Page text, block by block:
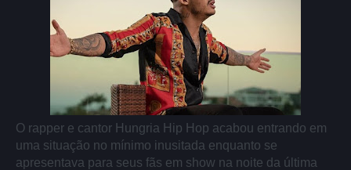
O rapper e cantor Hungria Hip Hop acabou entrando em
uma situação no mínimo inusitada enquanto se
apresentava para seus fãs em show na noite da última